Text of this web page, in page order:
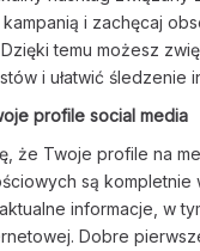
i zachęcaj
temu możesz
i ułatwić śledzenie
profile social media
że Twoje profile na
są kompletnie
informacje, w
Dobre